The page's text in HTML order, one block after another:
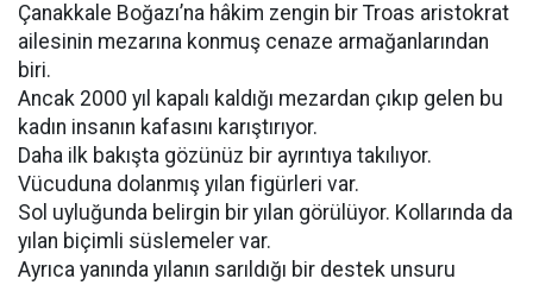
Çanakkale Boğazı’na hâkim zengin bir Troas aristokrat
ailesinin mezarına konmuş cenaze armağanlarından
biri.
Ancak 2000 yıl kapalı kaldığı mezardan çıkıp gelen bu
kadın insanın kafasını karıştırıyor.
Daha ilk bakışta gözünüz bir ayrıntıya takılıyor.
Vücuduna dolanmış yılan figürleri var.
Sol uyluğunda belirgin bir yılan görülüyor. Kollarında da
yılan biçimli süslemeler var.
Ayrıca yanında yılanın sarıldığı bir destek unsuru